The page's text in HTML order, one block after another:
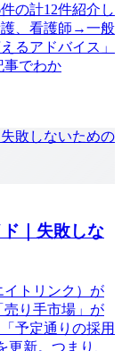
の計12件紹介し
、看護師→一般
るアドバイス」
事でわか
ド｜失敗しな
トリンク）が
売り手市場」が
予定通りの採用
更新。つまり、